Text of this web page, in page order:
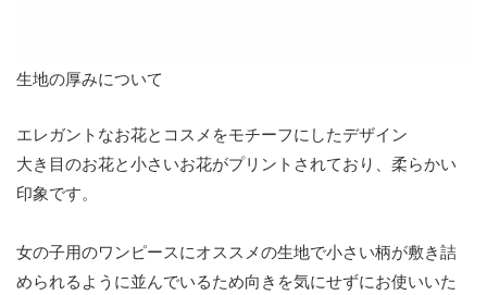
生地の厚みについて
エレガントなお花とコスメをモチーフにしたデザイン
大き目のお花と小さいお花がプリントされており、柔らかい
印象です。
女の子用のワンピースにオススメの生地で小さい柄が敷き詰
められるように並んでいるため向きを気にせずにお使いいた